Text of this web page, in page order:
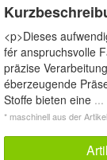
<p>Dieses
fér anspruchsvolle
präzise
éberzeugende
Stoffe bieten eine
* maschinell aus der